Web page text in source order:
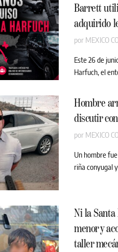
Barrett
adquirido
por MEXICO
Este 26 de
Harfuch, el
Hombre
discutir
por MEXICO
Un hombre
riña conyugal
Ni la
menor y
taller